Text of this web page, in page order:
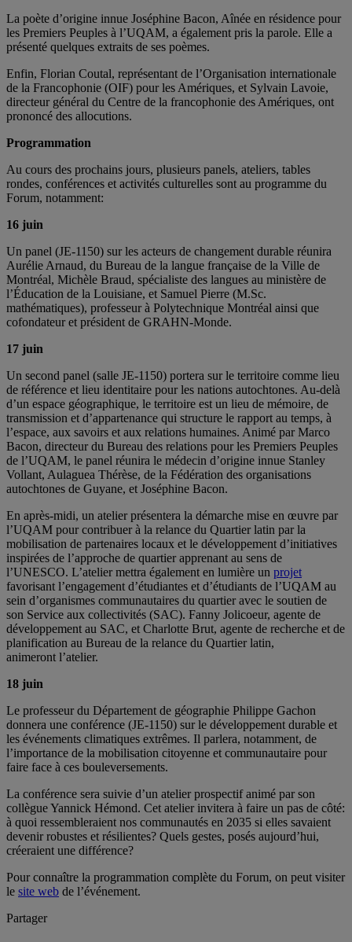
La poète d’origine innue Joséphine Bacon, Aînée en résidence pour
les Premiers Peuples à l’UQAM, a également pris la parole. Elle a
présenté quelques extraits de ses poèmes.
Enfin, Florian Coutal, représentant de l’Organisation internationale
de la Francophonie (OIF) pour les Amériques, et Sylvain Lavoie,
directeur général du Centre de la francophonie des Amériques, ont
prononcé des allocutions.
Programmation
Au cours des prochains jours, plusieurs panels, ateliers, tables
rondes, conférences et activités culturelles sont au programme du
Forum, notamment:
16 juin
Un panel (JE-1150) sur les acteurs de changement durable réunira
Aurélie Arnaud, du Bureau de la langue française de la Ville de
Montréal, Michèle Braud, spécialiste des langues au ministère de
l’Éducation de la Louisiane, et Samuel Pierre (M.Sc.
mathématiques), professeur à Polytechnique Montréal ainsi que
cofondateur et président de GRAHN-Monde.
17 juin
Un second panel (salle JE-1150) portera sur le territoire comme lieu
de référence et lieu identitaire pour les nations autochtones. Au-delà
d’un espace géographique, le territoire est un lieu de mémoire, de
transmission et d’appartenance qui structure le rapport au temps, à
l’espace, aux savoirs et aux relations humaines. Animé par Marco
Bacon, directeur du Bureau des relations pour les Premiers Peuples
de l’UQAM, le panel réunira le médecin d’origine innue Stanley
Vollant, Aulaguea Thérèse, de la Fédération des organisations
autochtones de Guyane, et Joséphine Bacon.
En après-midi, un atelier présentera la démarche mise en œuvre par
l’UQAM pour contribuer à la relance du Quartier latin par la
mobilisation de partenaires locaux et le développement d’initiatives
inspirées de l’approche de quartier apprenant au sens de
l’UNESCO. L’atelier mettra également en lumière un projet
favorisant l’engagement d’étudiantes et d’étudiants de l’UQAM au
sein d’organismes communautaires du quartier avec le soutien de
son Service aux collectivités (SAC). Fanny Jolicoeur, agente de
développement au SAC, et Charlotte Brut, agente de recherche et de
planification au Bureau de la relance du Quartier latin,
animeront l’atelier.
18 juin
Le professeur du Département de géographie Philippe Gachon
donnera une conférence (JE-1150) sur le développement durable et
les événements climatiques extrêmes. Il parlera, notamment, de
l’importance de la mobilisation citoyenne et communautaire pour
faire face à ces bouleversements.
La conférence sera suivie d’un atelier prospectif animé par son
collègue Yannick Hémond. Cet atelier invitera à faire un pas de côté:
à quoi ressembleraient nos communautés en 2035 si elles savaient
devenir robustes et résilientes? Quels gestes, posés aujourd’hui,
créeraient une différence?
Pour connaître la programmation complète du Forum, on peut visiter
le site web de l’événement.
Partager